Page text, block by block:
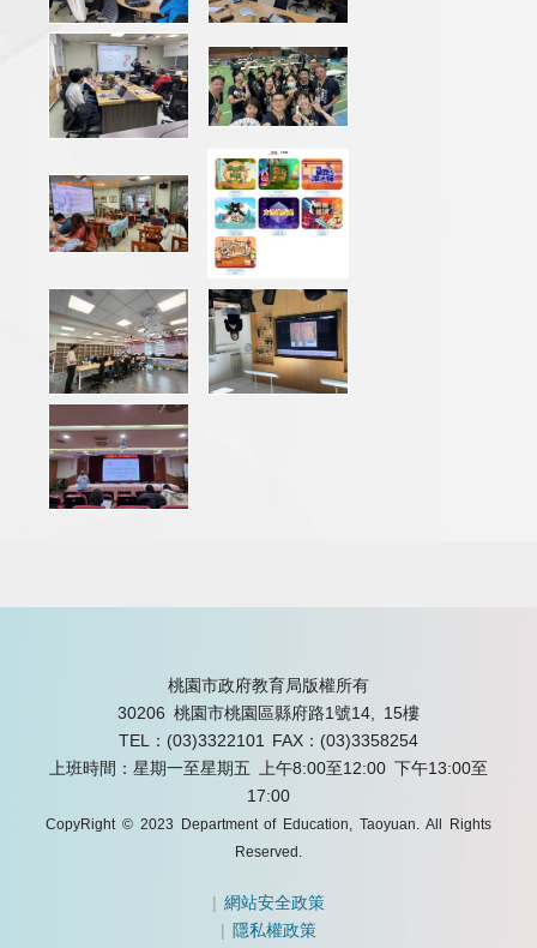
桃園市政府教育局版權所有
30206 桃園市桃園區縣府路1號14, 15樓
TEL：(03)3322101
FAX：(03)3358254
上班時間：星期一至星期五 上午8:00至12:00 下午13:00至
17:00
CopyRight © 2023 Department of Education, Taoyuan. All Rights
Reserved.
|網站安全政策
| 隱私權政策